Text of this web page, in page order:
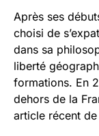
Après ses
choisi de
dans sa
liberté
formations. En
dehors de la
article récent